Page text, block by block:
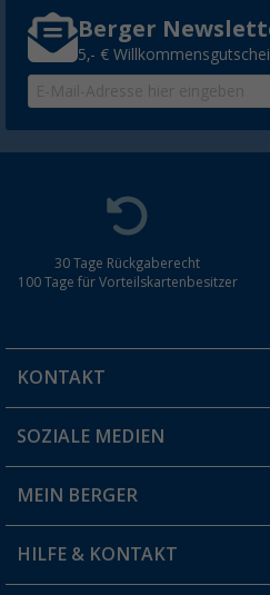
Berger
5,- €
30 Tage Rückgaberecht
100 Tage für Vorteilskartenbesitzer
KONTAKT
Du hast eine Frage?
Filiale finden
SOZIALE MEDIEN
MEIN BERGER
Vorteilskarte
HILFE & KONTAKT